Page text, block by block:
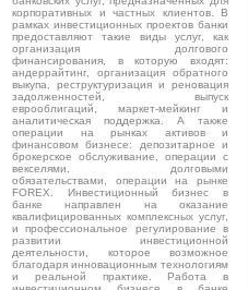
корпоративных и частных клиентов. В
рамках инвестиционных проектов банки
предоставляют такие виды услуг, как
организация долгового
финансирования, в которую входят:
андеррайтинг, организация обратного
выкупа, реструктуризация и реновация
задолженностей, выпуск
еврооблигаций, маркет-мейкинг и
аналитическая поддержка. А также
операции на рынках активов и
финансовом бизнесе: депозитарное и
брокерское обслуживание, операции с
векселями, долговыми
обязательствами, операции на рынке
FOREX. Инвестиционный бизнес в
банке направлен на оказание
квалифицированных комплексных услуг,
и профессиональное регулирование в
развитии инвестиционной
деятельности, которое возможное
благодаря инновационным технологиям
и реальной практике. Работа в